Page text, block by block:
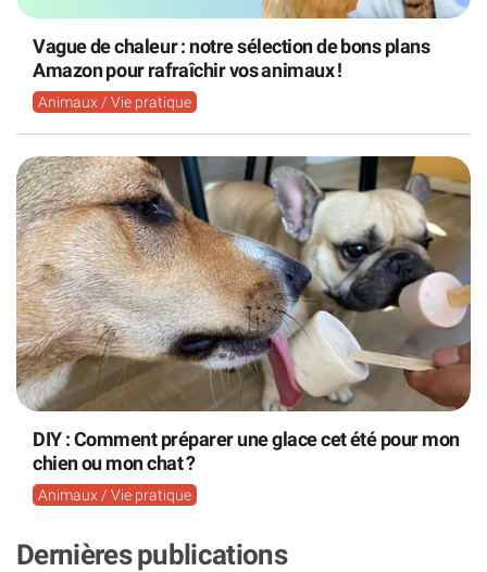
Vague de chaleur : notre sélection de bons plans
Amazon pour rafraîchir vos animaux !
Animaux / Vie pratique
DIY : Comment préparer une glace cet été pour mon
chien ou mon chat ?
Animaux / Vie pratique
Dernières publications